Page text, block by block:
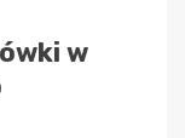
w